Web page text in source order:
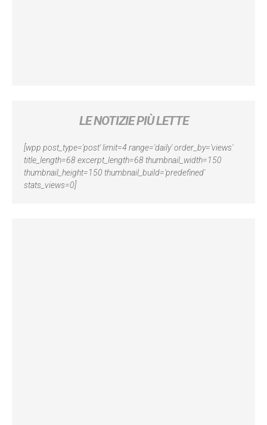
LE NOTIZIE PIÙ LETTE
[wpp post_type='post' limit=4 range='daily' order_by='views'
title_length=68 excerpt_length=68 thumbnail_width=150
thumbnail_height=150 thumbnail_build='predefined'
stats_views=0]